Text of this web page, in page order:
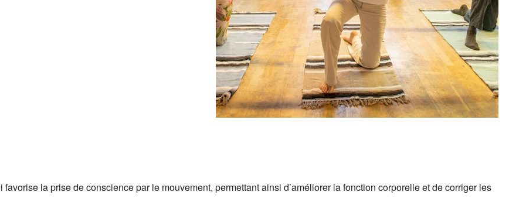
la prise de conscience par le mouvement, permettant ainsi d’améliorer la fonction corporelle et de corriger les